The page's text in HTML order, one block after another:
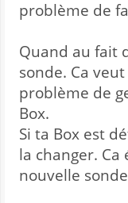
problème de
Quand au fait
sonde. Ca
problème de
Box.
Si ta Box est
la changer.
nouvelle